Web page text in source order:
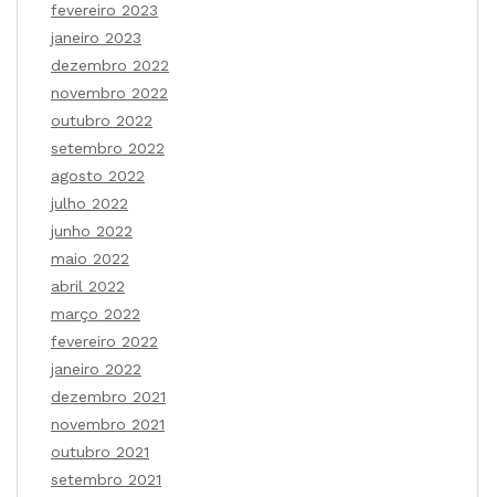
fevereiro 2023
janeiro 2023
dezembro 2022
novembro 2022
outubro 2022
setembro 2022
agosto 2022
julho 2022
junho 2022
maio 2022
abril 2022
março 2022
fevereiro 2022
janeiro 2022
dezembro 2021
novembro 2021
outubro 2021
setembro 2021